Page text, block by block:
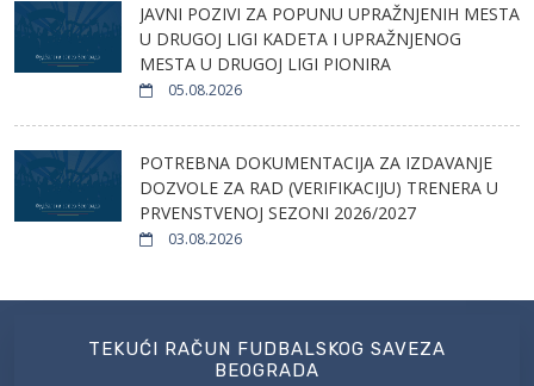
JAVNI POZIVI ZA POPUNU UPRAŽNJENIH MESTA
U DRUGOJ LIGI KADETA I UPRAŽNJENOG
MESTA U DRUGOJ LIGI PIONIRA
05.08.2026
POTREBNA DOKUMENTACIJA ZA IZDAVANJE
DOZVOLE ZA RAD (VERIFIKACIJU) TRENERA U
PRVENSTVENOJ SEZONI 2026/2027
03.08.2026
TEKUĆI RAČUN FUDBALSKOG SAVEZA
BEOGRADA